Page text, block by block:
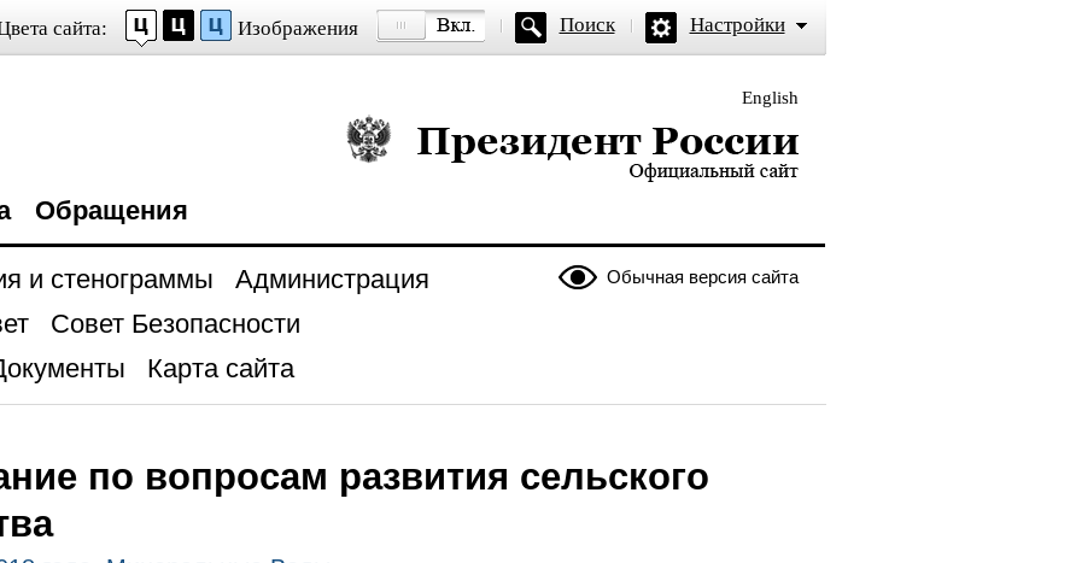
сайта: Изображения Поиск Настройки
English
Президент России — официальный сайт
Обращения
Обычная версия сайта
и стенограммы
Администрация
Совет Безопасности
Карта сайта
по вопросам развития сельского